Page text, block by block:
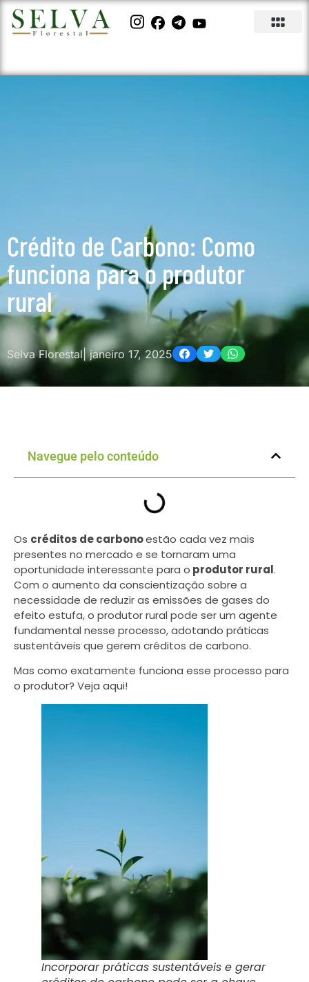
Crédito de Carbono: Como
funciona para o produtor
rural
Selva Florestal | janeiro 17, 2025
Navegue pelo conteúdo
Os créditos de carbonoestão cada vez mais
presentes no mercado e se tornaram uma
oportunidade interessante para o produtor rural.
Com o aumento da conscientização sobre a
necessidade de reduzir as emissões de gases do
efeito estufa, o produtor rural pode ser um agente
fundamental nesse processo, adotando práticas
sustentáveis que gerem créditos de carbono.
Mas como exatamente funciona esse processo para
o produtor? Veja aqui!
Incorporar práticas sustentáveis e gerar